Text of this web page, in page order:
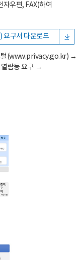
자우편, FAX)하여
요구서 다운로드
털(www.privacy.go.kr) →
람등 요구 →